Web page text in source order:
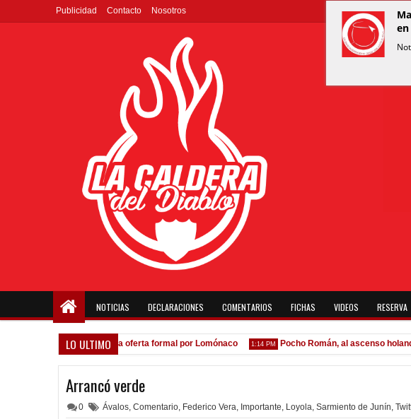
Publicidad Contacto Nosotros
NOTICIAS DECLARACIONES COMENTARIOS FICHAS VIDEOS RESERVA
LO ULTIMO
A la espera de la oferta formal por Lomónaco 1:14 PM Pocho Román, al ascenso holandés
Arrancó verde
0 Ávalos, Comentario, Federico Vera, Importante, Loyola, Sarmiento de Junín,